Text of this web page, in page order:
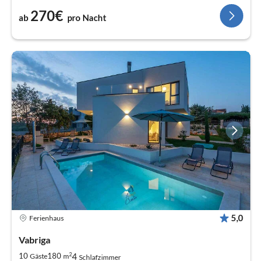
ab 270€ pro Nacht
Ferienhaus 5,0
Vabriga
10 Gäste180 m24 Schlafzimmer